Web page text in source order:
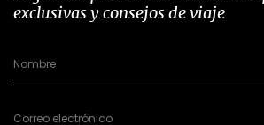
exclusivas y consejos de viaje